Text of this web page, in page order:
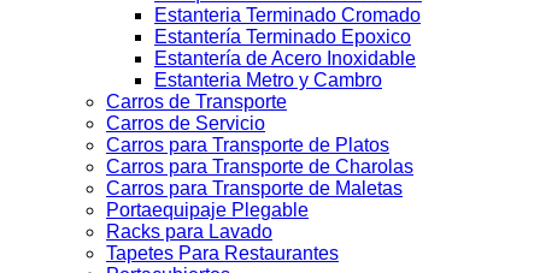
Estanteria Terminado Cromado
Estantería Terminado Epoxico
Estantería de Acero Inoxidable
Estanteria Metro y Cambro
Carros de Transporte
Carros de Servicio
Carros para Transporte de Platos
Carros para Transporte de Charolas
Carros para Transporte de Maletas
Portaequipaje Plegable
Racks para Lavado
Tapetes Para Restaurantes